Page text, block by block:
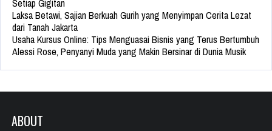
Setiap Gigitan
Laksa Betawi, Sajian Berkuah Gurih yang Menyimpan Cerita Lezat
dari Tanah Jakarta
Usaha Kursus Online: Tips Menguasai Bisnis yang Terus Bertumbuh
Alessi Rose, Penyanyi Muda yang Makin Bersinar di Dunia Musik
ABOUT